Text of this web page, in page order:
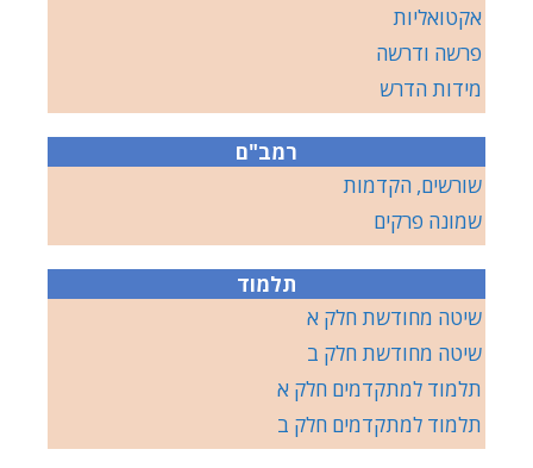
אקטואליות
פרשה ודרשה
מידות הדרש
רמב"ם
שורשים, הקדמות
שמונה פרקים
תלמוד
שיטה מחודשת חלק א
שיטה מחודשת חלק ב
תלמוד למתקדמים חלק א
תלמוד למתקדמים חלק ב